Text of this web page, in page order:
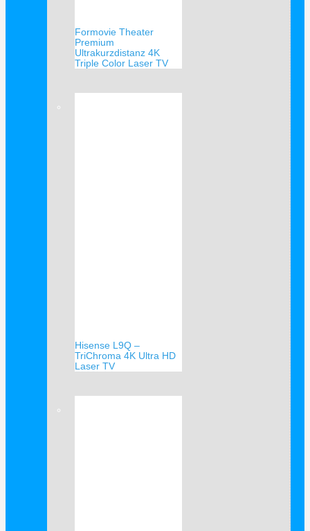
Formovie Theater
Premium
Ultrakurzdistanz 4K
Triple Color Laser TV
Hisense L9Q –
TriChroma 4K Ultra HD
Laser TV